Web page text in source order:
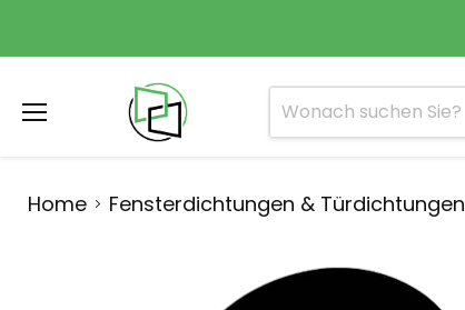
Home
Fensterdichtungen & Türdichtungen